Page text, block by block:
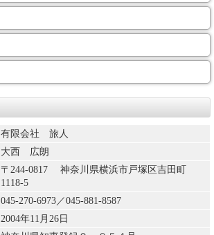
有限会社 旅人
大西 広朗
〒244-0817 神奈川県横浜市戸塚区吉田町
1118-5
045-270-6973／045-881-8587
2004年11月26日